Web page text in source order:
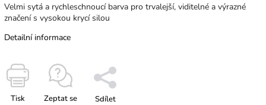
Velmi sytá a rychleschnoucí barva pro trvalejší, viditelné a výrazné
značení s vysokou krycí silou
Detailní informace
Tisk Zeptat se Sdílet